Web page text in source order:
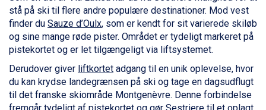
Champoluc fra DKK 3.795
Sestriere fra DKK 4.395
Fieberbrunn fra DKK 6.145
Wagrain fra DKK 4.645
Ischgl fra DKK 7.095
St. Anton fra DKK 7.245
Zell am See fra DKK 4.095
Livigno fra DKK 4.145
stå på ski til flere andre populære destinationer. Mod vest
finder du Sauze d’Oulx, som er kendt for sit varierede skiløb
og sine mange røde pister. Området er tydeligt markeret på
pistekortet og er let tilgængeligt via liftsystemet.
Derudover giver liftkortet adgang til en unik oplevelse, hvor
du kan krydse landegrænsen på ski og tage en dagsudflugt
til det franske skiområde Montgenèvre. Denne forbindelse